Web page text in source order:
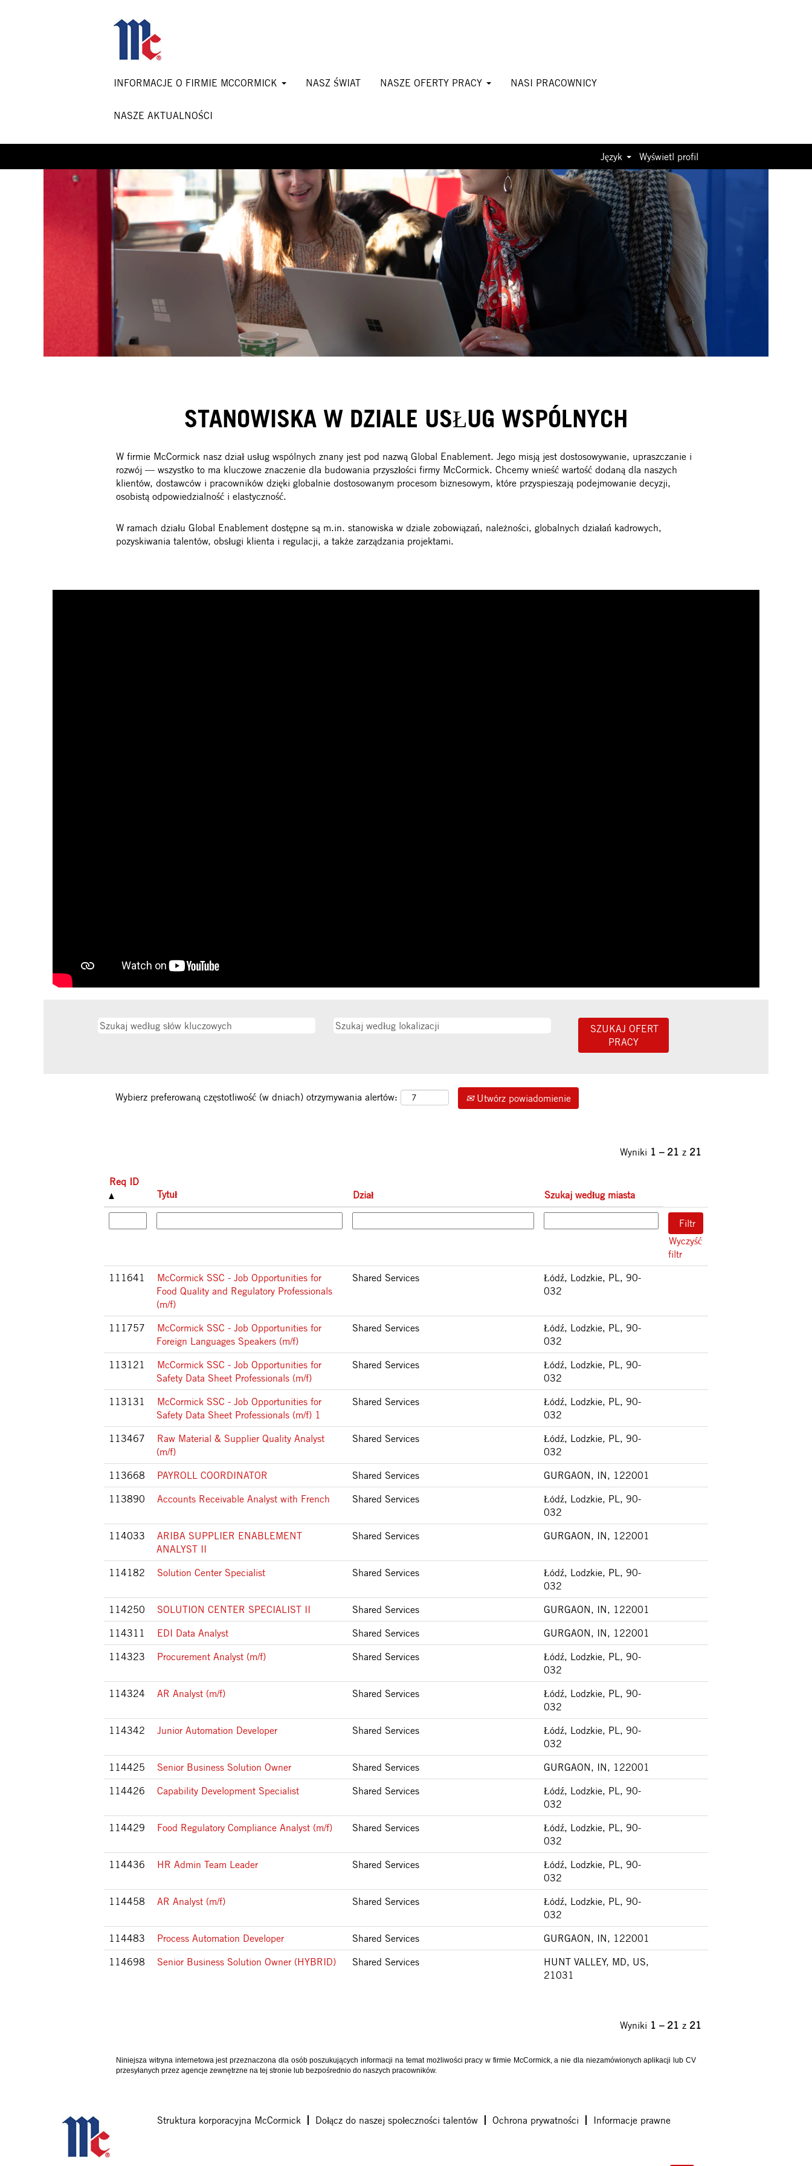
INFORMACJE O FIRMIE MCCORMICK NASZ ŚWIAT NASZE OFERTY PRACY NASI PRACOWNICY
NASZE AKTUALNOŚCI
Język Wyświetl profil
STANOWISKA W DZIALE USŁUG WSPÓLNYCH
W firmie McCormick nasz dział usług wspólnych znany jest pod nazwą Global Enablement. Jego misją jest dostosowywanie, upraszczanie i
rozwój — wszystko to ma kluczowe znaczenie dla budowania przyszłości firmy McCormick. Chcemy wnieść wartość dodaną dla naszych
klientów, dostawców i pracowników dzięki globalnie dostosowanym procesom biznesowym, które przyspieszają podejmowanie decyzji,
osobistą odpowiedzialność i elastyczność.
W ramach działu Global Enablement dostępne są m.in. stanowiska w dziale zobowiązań, należności, globalnych działań kadrowych,
pozyskiwania talentów, obsługi klienta i regulacji, a także zarządzania projektami.
Wybierz preferowaną częstotliwość (w dniach) otrzymywania alertów: Utwórz powiadomienie
Wyniki 1 – 21 z 21
Req ID
Tytuł
Dział Szukaj według miasta
Wyczyść
filtr
111641
McCormick SSC - Job Opportunities for
Food Quality and Regulatory Professionals
(m/f)
Shared Services
Łódź, Lodzkie, PL, 90-
032
111757
McCormick SSC - Job Opportunities for
Foreign Languages Speakers (m/f)
Shared Services
Łódź, Lodzkie, PL, 90-
032
113121
McCormick SSC - Job Opportunities for
Safety Data Sheet Professionals (m/f)
Shared Services
Łódź, Lodzkie, PL, 90-
032
113131
McCormick SSC - Job Opportunities for
Safety Data Sheet Professionals (m/f) 1
Shared Services
Łódź, Lodzkie, PL, 90-
032
113467
Raw Material & Supplier Quality Analyst
(m/f)
Shared Services
Łódź, Lodzkie, PL, 90-
032
113668
PAYROLL COORDINATOR Shared Services
GURGAON, IN, 122001
113890
Accounts Receivable Analyst with French Shared Services
Łódź, Lodzkie, PL, 90-
032
114033
ARIBA SUPPLIER ENABLEMENT
ANALYST II
Shared Services GURGAON, IN, 122001
114182 Solution Center Specialist Shared Services
Łódź, Lodzkie, PL, 90-
032
114250
SOLUTION CENTER SPECIALIST II Shared Services
GURGAON, IN, 122001
114311
EDI Data Analyst Shared Services
GURGAON, IN, 122001
114323
Procurement Analyst (m/f) Shared Services
Łódź, Lodzkie, PL, 90-
032
114324
AR Analyst (m/f) Shared Services
Łódź, Lodzkie, PL, 90-
032
114342
Junior Automation Developer Shared Services
Łódź, Lodzkie, PL, 90-
032
114425
Senior Business Solution Owner Shared Services
GURGAON, IN, 122001
114426
Capability Development Specialist Shared Services
Łódź, Lodzkie, PL, 90-
032
114429
Food Regulatory Compliance Analyst (m/f) Shared Services
Łódź, Lodzkie, PL, 90-
032
114436
HR Admin Team Leader Shared Services
Łódź, Lodzkie, PL, 90-
032
114458
AR Analyst (m/f) Shared Services
Łódź, Lodzkie, PL, 90-
032
114483
Process Automation Developer Shared Services
GURGAON, IN, 122001
114698
Senior Business Solution Owner (HYBRID) Shared Services
HUNT VALLEY, MD, US,
21031
Wyniki 1 – 21 z 21
Niniejsza witryna internetowa jest przeznaczona dla osób poszukujących informacji na temat możliwości pracy w firmie McCormick, a nie dla niezamówionych aplikacji lub CV
przesyłanych przez agencje zewnętrzne na tej stronie lub bezpośrednio do naszych pracowników.
Struktura korporacyjna McCormick Dołącz do naszej społeczności talentów Ochrona prywatności Informacje prawne